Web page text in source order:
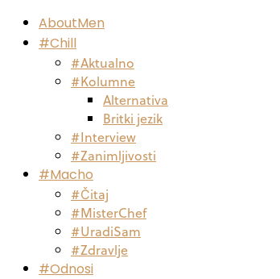
AboutMen
#Chill
#Aktualno
#Kolumne
Alternativa
Britki jezik
#Interview
#Zanimljivosti
#Macho
#Čitaj
#MisterChef
#UradiSam
#Zdravlje
#Odnosi